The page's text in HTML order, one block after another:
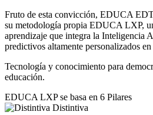
Fruto de esta convicción, EDUCA
su metodología propia EDUCA LXP,
aprendizaje que integra la Inteligencia
predictivos altamente personalizados
Tecnología y conocimiento para
educación.
EDUCA LXP se basa en 6 Pilares
Distintiva